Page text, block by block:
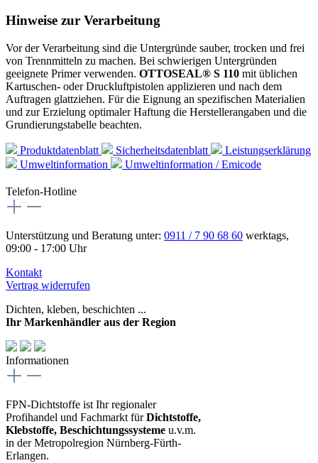
Hinweise zur Verarbeitung
Vor der Verarbeitung sind die Untergründe sauber, trocken und frei
von Trennmitteln zu machen. Bei schwierigen Untergründen
geeignete Primer verwenden. OTTOSEAL® S 110 mit üblichen
Kartuschen- oder Druckluftpistolen applizieren und nach dem
Auftragen glattziehen. Für die Eignung an spezifischen Materialien
und zur Erzielung optimaler Haftung die Herstellerangaben und die
Grundierungstabelle beachten.
Produktdatenblatt Sicherheitsdatenblatt
Leistungserklärung
Umweltinformation
Umweltinformation / Emicode
Telefon-Hotline
Unterstützung und Beratung unter: 0911 / 7 90 68 60 werktags,
09:00 - 17:00 Uhr
Kontakt
Vertrag widerrufen
Dichten, kleben, beschichten ...
Ihr Markenhändler aus der Region
Informationen
FPN-Dichtstoffe ist Ihr regionaler
Profihandel und Fachmarkt fürDichtstoffe,
Klebstoffe, Beschichtungssysteme u.v.m.
in der Metropolregion Nürnberg-Fürth-
Erlangen.